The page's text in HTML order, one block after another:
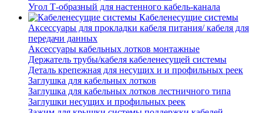
Угол Т-образный для настенного кабель-канала
Кабеленесущие системы
Аксессуары для прокладки кабеля питания/ кабеля для
передачи данных
Аксессуары кабельных лотков монтажные
Держатель трубы/кабеля кабеленесущей системы
Деталь крепежная для несущих и и профильных реек
Заглушка для кабельных лотков
Заглушка для кабельных лотков лестничного типа
Заглушки несущих и профильных реек